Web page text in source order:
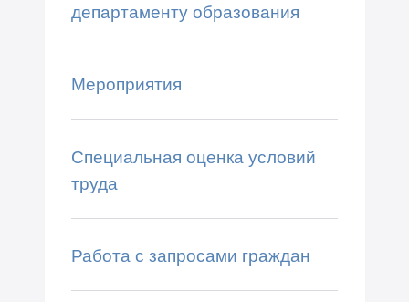
департаменту образования
Мероприятия
Специальная оценка условий
труда
Работа с запросами граждан